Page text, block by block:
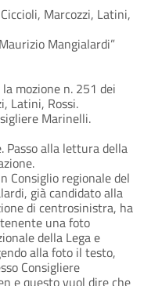
Marcozzi, Latini,
Mangialardi”
la mozione n. 251 dei
Latini, Rossi.
Marinelli.
Passo alla lettura della
Consiglio regionale del
già candidato alla
di centrosinistra, ha
una foto
della Lega e
alla foto il testo,
Consigliere
e questo vuol dire che